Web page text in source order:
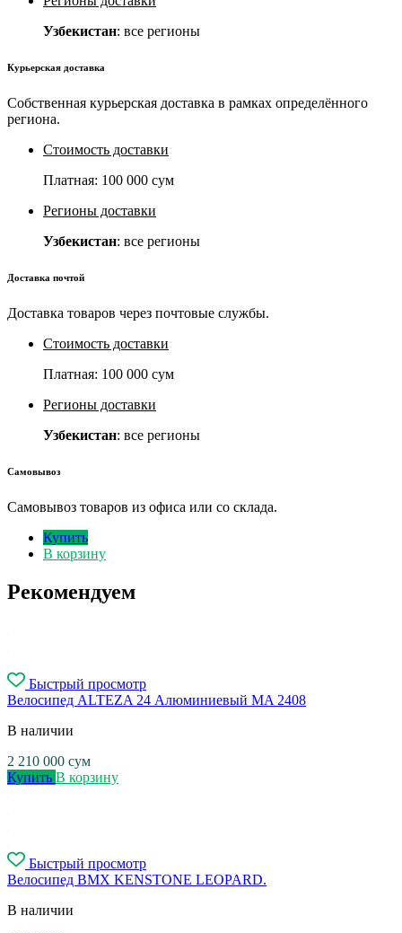
Узбекистан: все регионы
Курьерская доставка
Собственная курьерская доставка в рамках определённого
региона.
Стоимость доставки
Платная: 100 000 сум
Регионы доставки
Узбекистан: все регионы
Доставка почтой
Доставка товаров через почтовые службы.
Стоимость доставки
Платная: 100 000 сум
Регионы доставки
Узбекистан: все регионы
Самовывоз
Самовывоз товаров из офиса или со склада.
Купить
В корзину
Рекомендуем
Быстрый просмотр
Велосипед ALTEZA 24 Алюминиевый MA 2408
В наличии
2 210 000 сум
Купить В корзину
Быстрый просмотр
Велосипед BMX KENSTONE LEOPARD.
В наличии